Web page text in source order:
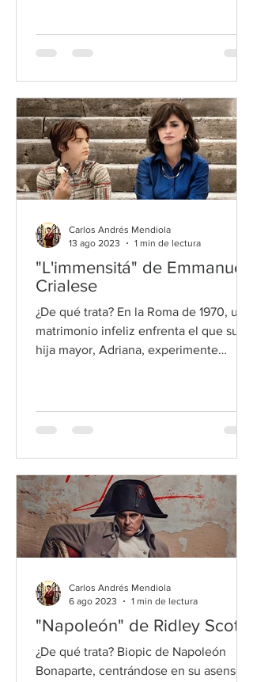
"L'immensitá" de Emmanuel
Crialese
¿De qué trata? En la Roma de 1970, una
matrimonio infeliz enfrenta el que su
hija mayor, Adriana, experimente
Carlos Andrés Mendiola
13 ago 2023
1 min de lectura
"Napoleón" de Ridley Scott
¿De qué trata? Biopic de Napoleón
Bonaparte, centrándose en su asenso
Carlos Andrés Mendiola
6 ago 2023
1 min de lectura